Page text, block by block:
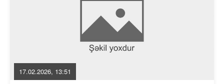
17.02.2026, 13:51